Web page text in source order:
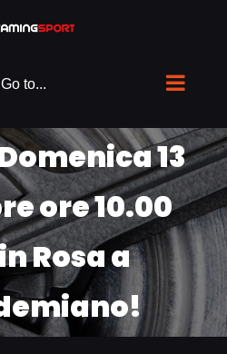
Go to...
13
ore 10.00
Rosa a